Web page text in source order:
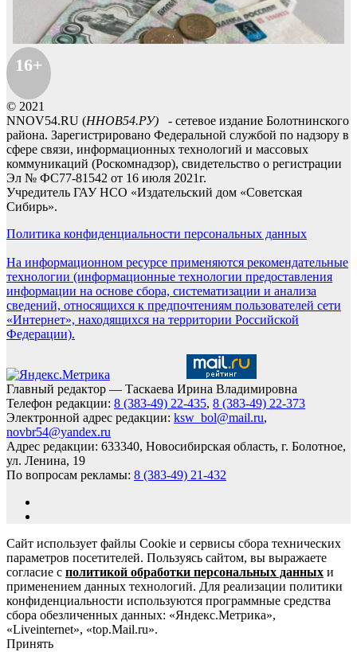
16+
© 2021
NNOV54.RU (ННОВ54.РУ) - сетевое издание Болотнинского
района. Зарегистрировано Федеральной службой по надзору в
сфере связи, информационных технологий и массовых
коммуникаций (Роскомнадзор), свидетельство о регистрации
Эл № ФС77-81542 от 16 июля 2021г.
Учредитель ГАУ НСО «Издательский дом «Советская
Сибирь».
Политика конфиденциальности персональных данных
На информационном ресурсе применяются рекомендательные
технологии (информационные технологии предоставления
информации на основе сбора, систематизации и анализа
сведений, относящихся к предпочтениям пользователей сети
«Интернет», находящихся на территории Российской
Федерации).
Главный редактор — Таскаева Ирина Владимировна
Телефон редакции: 8 (383-49) 22-435, 8 (383-49) 22-373
Электронной адрес редакции: ksw_bol@mail.ru,
novbr54@yandex.ru
Адрес редакции: 633340, Новосибирская область, г. Болотное,
ул. Ленина, 19
По вопросам рекламы: 8 (383-49) 21-432
Сайт использует файлы Cookie и сервисы сбора технических
параметров посетителей. Пользуясь сайтом, вы выражаете
согласие с политикой обработки персональных данных и
применением данных технологий. Для реализации политики
конфиденциальности используются программные средства
сбора обезличенных данных: «Яндекс.Метрика»,
«Liveinternet», «top.Mail.ru».
Принять